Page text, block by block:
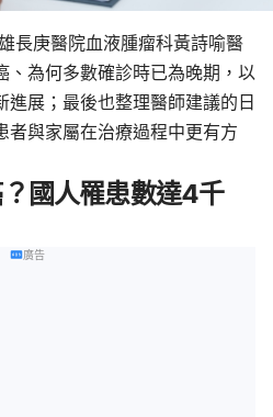
長庚醫院血液腫瘤科黃詩喻醫
、為何多數確診時已為晚期，以
進展；最後也整理醫師建議的日
者與家屬在治療過程中更有方
國人罹患數達4千
廣告